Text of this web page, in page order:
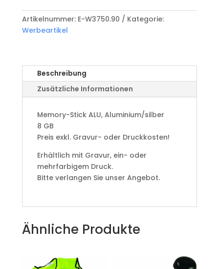
Menge
Artikelnummer: E-W3750.90
Kategorie:
Werbeartikel
Beschreibung
Zusätzliche Informationen
Memory-Stick ALU, Aluminium/silber
8 GB
Preis exkl. Gravur- oder Druckkosten!
Erhältlich mit Gravur, ein- oder
mehrfarbigem Druck.
Bitte verlangen Sie unser Angebot.
Ähnliche Produkte